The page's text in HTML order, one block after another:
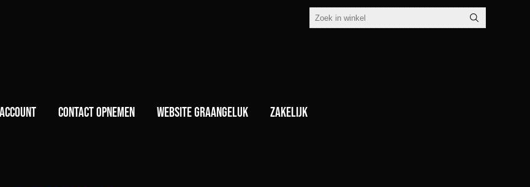
Contact opnemen Website GraanGeluk Zakelijk